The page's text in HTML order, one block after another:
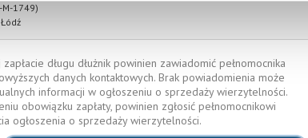
M-1749)
Łódź
długu dłużnik powinien zawiadomić pełnomocnika
danych kontaktowych. Brak powiadomienia może
informacji w ogłoszeniu o sprzedaży wierzytelności.
obowiązku zapłaty, powinien zgłosić pełnomocnikowi
ogłoszenia o sprzedaży wierzytelności.